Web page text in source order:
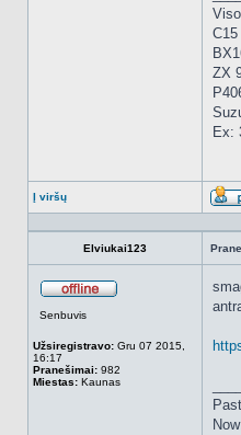
ZX
Ex:
Į viršų
Elviukai123
Senbuvis
Užsiregistravo: Gru 07 2015,
16:17
Pranešimai: 982
Miestas: Kaunas